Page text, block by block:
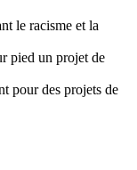
le racisme et la
pied un projet de
pour des projets de